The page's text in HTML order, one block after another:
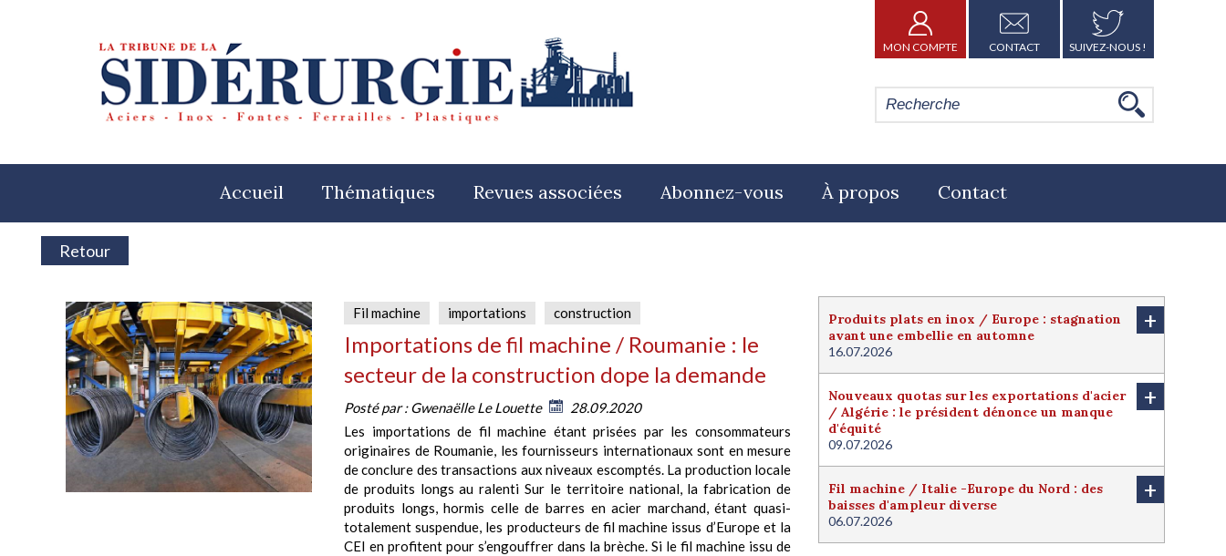
MON COMPTE CONTACT SUIVEZ-NOUS !
Accueil Thématiques Revues associées Abonnez-vous À propos Contact
Retour
Fil machine importations construction
Importations de fil machine / Roumanie : le
secteur de la construction dope la demande
Posté par :Gwenaëlle Le Louette
28.09.2020
Les importations de fil machine étant prisées par les consommateurs
originaires de Roumanie, les fournisseurs internationaux sont en mesure
de conclure des transactions aux niveaux escomptés. La production locale
de produits longs au ralenti Sur le territoire national, la fabrication de
produits longs, hormis celle de barres en acier marchand, étant quasi-
totalement suspendue, les producteurs de fil machine issus d’Europe et la
CEI en profitent pour s’engouffrer dans la brèche. Si le fil machine issu de
Produits plats en inox / Europe : stagnation
avant une embellie en automne
16.07.2026
+
Nouveaux quotas sur les exportations d'acier
/ Algérie : le président dénonce un manque
d'équité
09.07.2026
+
Fil machine / Italie -Europe du Nord : des
baisses d'ampleur diverse
06.07.2026
+